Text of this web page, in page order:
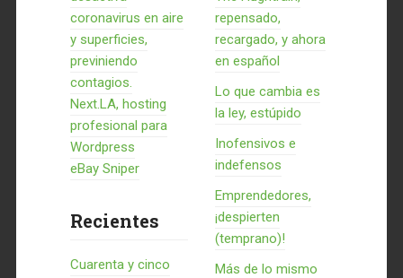
coronavirus en aire
y superficies,
previniendo
contagios.
Next.LA, hosting
profesional para
Wordpress
eBay Sniper
Recientes
Cuarenta y cinco
repensado,
recargado, y ahora
en español
Lo que cambia es
la ley, estúpido
Inofensivos e
indefensos
Emprendedores,
¡despierten
(temprano)!
Más de lo mismo